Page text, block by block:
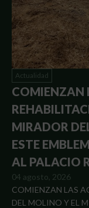
Actualidad
COMIENZAN
MIRADOR
ESTE
AL PALACIO
04 agosto, 2026
COMIENZAN LAS
DEL MOLINO Y EL